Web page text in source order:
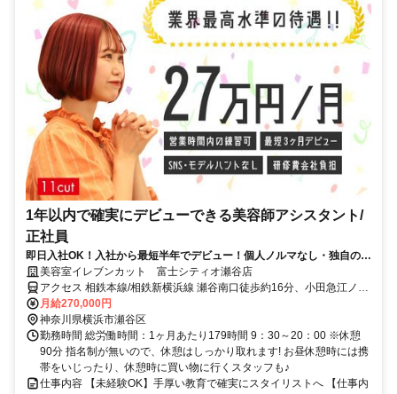
1年以内で確実にデビューできる美容師アシスタント/
正社員
即日入社OK！入社から最短半年でデビュー！個人ノルマなし・独自の教
育で確実に成長できる！アシスタント求人
美容室イレブンカット 富士シティオ瀬谷店
アクセス 相鉄本線/相鉄新横浜線 瀬谷南口徒歩約16分、小田急江ノ島
線 桜ヶ丘東口徒歩約25分、相鉄本線/相鉄新横浜線 大和（神奈川県）
小田急口徒歩約32分
月給270,000円
神奈川県横浜市瀬谷区
勤務時間 総労働時間：1ヶ月あたり179時間 9：30～20：00 ※休憩
90分 指名制が無いので、休憩はしっかり取れます! お昼休憩時には携
帯をいじったり、休憩時に買い物に行くスタッフも♪
仕事内容 【未経験OK】手厚い教育で確実にスタイリストへ 【仕事内